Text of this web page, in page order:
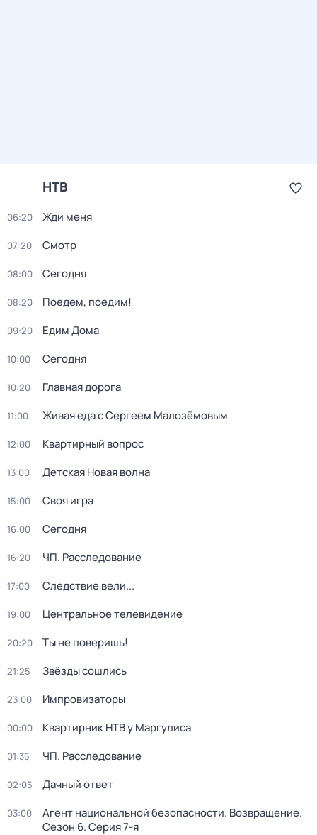
НТВ
06:20 Жди меня
07:20 Смотр
08:00 Сегодня
08:20 Поедем, поедим!
09:20 Едим Дома
10:00 Сегодня
10:20 Главная дорога
11:00 Живая еда с Сергеем Малозёмовым
12:00 Квартирный вопрос
13:00 Детская Новая волна
15:00 Своя игра
16:00 Сегодня
16:20 ЧП. Расследование
17:00 Следствие вели...
19:00 Центральное телевидение
20:20 Ты не поверишь!
21:25 Звёзды сошлись
23:00 Импровизаторы
00:00 Квартирник НТВ у Маргулиса
01:35 ЧП. Расследование
02:05 Дачный ответ
03:00 Агент национальной безопасности. Возвращение.
Сезон 6. Серия 7-я